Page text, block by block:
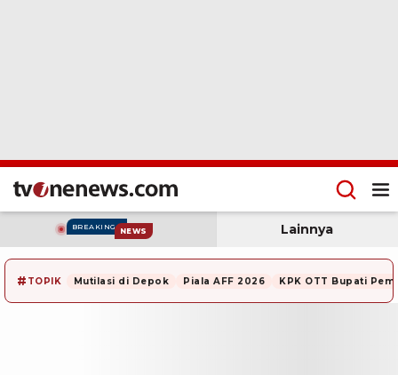
BREAKING NEWS Lainnya
# TOPIK Mutilasi di Depok Piala AFF 2026 KPK OTT Bupati